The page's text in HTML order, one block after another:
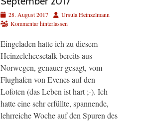
Veröffentlicht
am
28. August 2017 AutorUrsula Heinzelmann
Kommentar hinterlassen
Eingeladen hatte ich zu diesem
Heinzelcheesetalk bereits aus
Norwegen, genauer gesagt, vom
Flughafen von Evenes auf den
Lofoten (das Leben ist hart ;-). Ich
hatte eine sehr erfüllte, spannende,
lehrreiche Woche auf den Spuren des